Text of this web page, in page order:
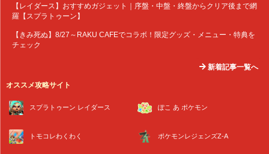
【レイダース】おすすめガジェット｜序盤・中盤・終盤からクリア後まで網
羅【スプラトゥーン】
【きみ死ぬ】8/27～RAKU CAFEでコラボ！限定グッズ・メニュー・特典を
チェック
新着記事一覧へ
オススメ攻略サイト
スプラトゥーン レイダース ぽこ あ ポケモン
トモコレわくわく ポケモンレジェンズZ-A